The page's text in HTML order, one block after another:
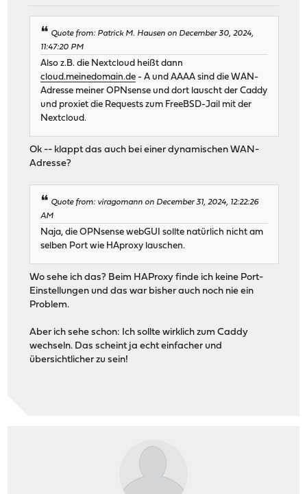
Quote from: Patrick M. Hausen on December 30, 2024,
11:47:20 PM
Also z.B. die Nextcloud heißt dann
cloud.meinedomain.de - A und AAAA sind die WAN-
Adresse meiner OPNsense und dort lauscht der Caddy
und proxiet die Requests zum FreeBSD-Jail mit der
Nextcloud.
Ok -- klappt das auch bei einer dynamischen WAN-
Adresse?
Quote from: viragomann on December 31, 2024, 12:22:26
AM
Naja, die OPNsense webGUI sollte natürlich nicht am
selben Port wie HAproxy lauschen.
Wo sehe ich das? Beim HAProxy finde ich keine Port-
Einstellungen und das war bisher auch noch nie ein
Problem.
Aber ich sehe schon: Ich sollte wirklich zum Caddy
wechseln. Das scheint ja echt einfacher und
übersichtlicher zu sein!